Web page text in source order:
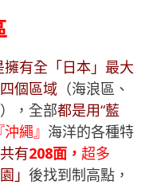
擁有全「日本」最大
四個區域 （海浪區、
，全部都是用“藍
沖繩』 海洋的各種特
有208面， 超多
」 後找到制高點，